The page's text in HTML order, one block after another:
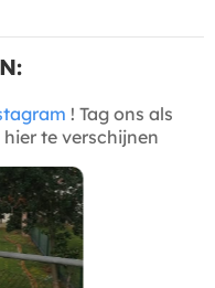
! Tag ons als
te verschijnen